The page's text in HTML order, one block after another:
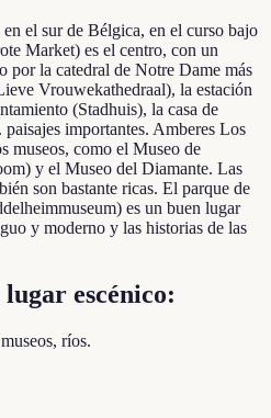
el sur de Bélgica, en el curso bajo
Market) es el centro, con un
por la catedral de Notre Dame más
Vrouwekathedraal), la estación
(Stadhuis), la casa de
importantes. Amberes Los
museos, como el Museo de
y el Museo del Diamante. Las
son bastante ricas. El parque de
es un buen lugar
y moderno y las historias de las
escénico:
ríos.